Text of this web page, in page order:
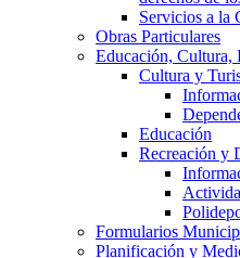
Servicios a la
Obras Particulares
Educación, Cultura,
Cultura y
Educación
Recreación y
Formularios
Planificación y